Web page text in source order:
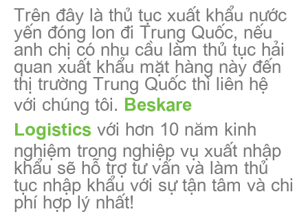
Trên đây là thủ tục xuất khẩu nước
yến đóng lon đi Trung Quốc, nếu
anh chị có nhu cầu làm thủ tục hải
quan xuất khẩu mặt hàng này đến
thị trường Trung Quốc thì liên hệ
với chúng tôi. Beskare
Logistics với hơn 10 năm kinh
nghiệm trong nghiệp vụ xuất nhập
khẩu sẽ hỗ trợ tư vấn và làm thủ
tục nhập khẩu với sự tận tâm và chi
phí hợp lý nhất!